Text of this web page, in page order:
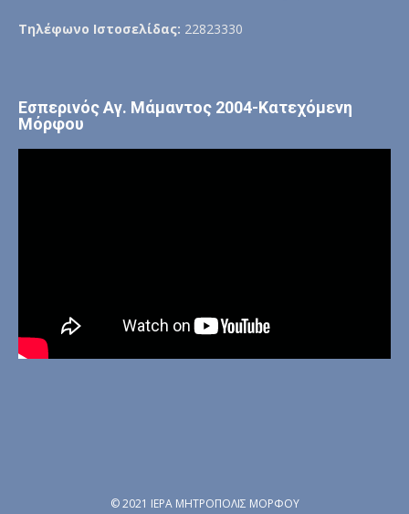
Τηλέφωνο Ιστοσελίδας: 22823330
Εσπερινός Αγ. Μάμαντος 2004-Κατεχόμενη
Μόρφου
© 2021 ΙΕΡΑ ΜΗΤΡΟΠΟΛΙΣ ΜΟΡΦΟΥ